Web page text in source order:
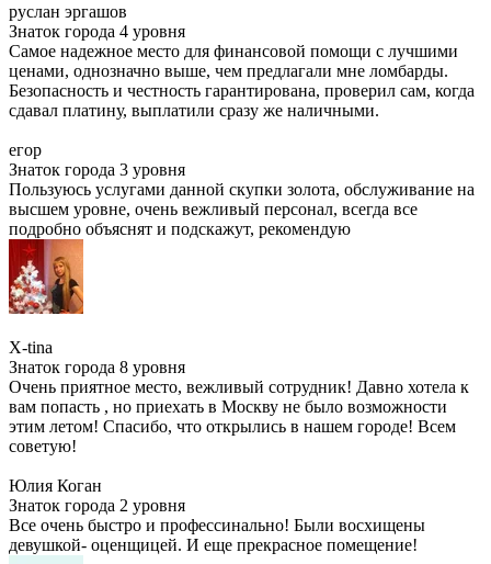
руслан эргашов
Знаток города 4 уровня
Самое надежное место для финансовой помощи с лучшими
ценами, однозначно выше, чем предлагали мне ломбарды.
Безопасность и честность гарантирована, проверил сам, когда
сдавал платину, выплатили сразу же наличными.
егор
Знаток города 3 уровня
Пользуюсь услугами данной скупки золота, обслуживание на
высшем уровне, очень вежливый персонал, всегда все
подробно объяснят и подскажут, рекомендую
X-tina
Знаток города 8 уровня
Очень приятное место, вежливый сотрудник! Давно хотела к
вам попасть , но приехать в Москву не было возможности
этим летом! Спасибо, что открылись в нашем городе! Всем
советую!
Юлия Коган
Знаток города 2 уровня
Все очень быстро и профессинально! Были восхищены
девушкой- оценщицей. И еще прекрасное помещение!